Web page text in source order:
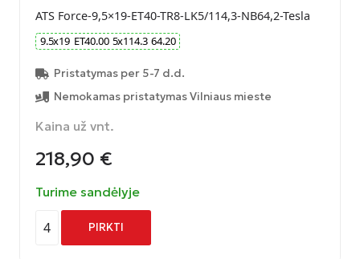
ATS Force-9,5×19-ET40-TR8-LK5/114,3-NB64,2-Tesla
9.5x19 ET40.00 5x114.3 64.20
Pristatymas per 5-7 d.d.
Nemokamas pristatymas Vilniaus mieste
Kaina už vnt.
218,90 €
Turime sandėlyje
4 PIRKTI